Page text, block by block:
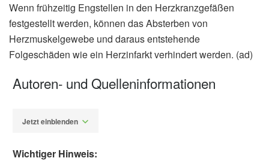
Wenn frühzeitig Engstellen in den Herzkranzgefäßen
festgestellt werden, können das Absterben von
Herzmuskelgewebe und daraus entstehende
Folgeschäden wie ein Herzinfarkt verhindert werden. (ad)
Autoren- und Quelleninformationen
Jetzt einblenden
Wichtiger Hinweis: